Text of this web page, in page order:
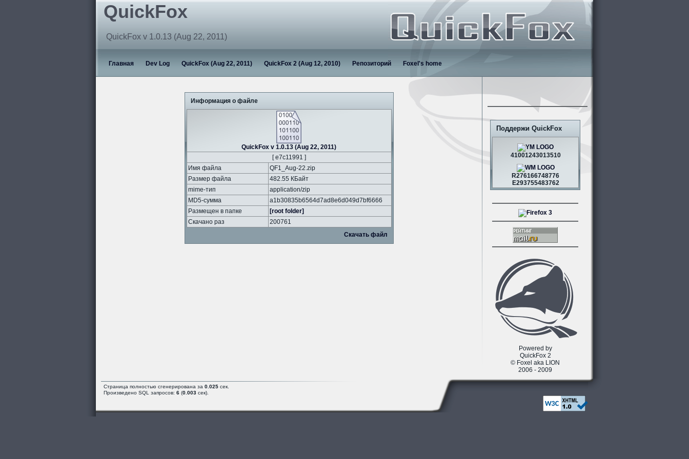
QuickFox
QuickFox v 1.0.13 (Aug 22, 2011)
Главная Dev Log QuickFox (Aug 22, 2011) QuickFox 2 (Aug 12, 2010) Репозиторий Foxel's home
Информация о файле
QuickFox v 1.0.13 (Aug 22, 2011)
[ e7c11991 ]
Имя файла
QF1_Aug-22.zip
Размер файла
482.55 КБайт
mime-тип
application/zip
MD5-сумма
a1b30835b6564d7ad8e6d049d7bf6666
Размещен в папке
[root folder]
Скачано раз
200761
Скачать файл
Поддержи QuickFox
41001243013510
R276166748776
E293755483762
Powered by
QuickFox 2
© Foxel aka LION
2006 - 2009
Страница полностью сгенерирована за 0.025 сек.
Произведено SQL запросов: 6 (0.003 сек).